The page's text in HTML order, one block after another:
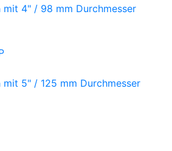
mit 4" / 98 mm Durchmesser
5" / 125 mm Durchmesser